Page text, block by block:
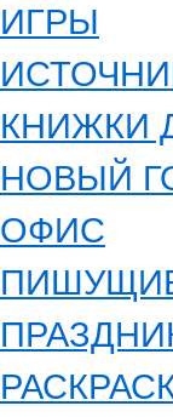
ИГРЫ
КНИЖКИ
НОВЫЙ
ОФИС